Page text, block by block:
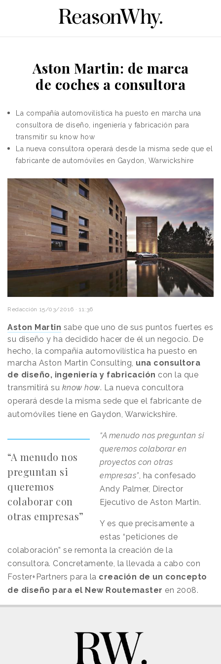
Aston Martin: de marca
de coches a consultora
La compañía automovilística ha puesto en marcha una
consultora de diseño, ingeniería y fabricación para
transmitir su know how
La nueva consultora operará desde la misma sede que el
fabricante de automóviles en Gaydon, Warwickshire
Redacción 15/03/2016 · 11:36
Aston Martin sabe que uno de sus puntos fuertes es
su diseño y ha decidido hacer de él un negocio. De
hecho, la compañía automovilística ha puesto en
marcha Aston Martin Consulting, una consultora
de diseño, ingeniería y fabricación con la que
transmitirá su know how. La nueva concultora
operará desde la misma sede que el fabricante de
automóviles tiene en Gaydon, Warwickshire.
“A menudo nos
preguntan si
queremos
colaborar con
otras empresas”
“A menudo nos preguntan si
queremos colaborar en
proyectos con otras
empresas”, ha confesado
Andy Palmer, Director
Ejecutivo de Aston Martin.
Y es que precisamente a
estas “peticiones de
colaboración” se remonta la creación de la
consultora. Concretamente, la llevada a cabo con
Foster+Partners para la creación de un concepto
de diseño para el New Routemaster en 2008.